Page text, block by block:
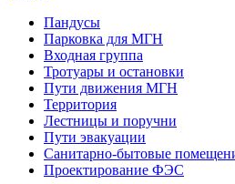
Пандусы
Парковка для МГН
Входная группа
Тротуары и остановки
Пути движения МГН
Территория
Лестницы и поручни
Пути эвакуации
Санитарно-бытовые
Проектирование ФЭС